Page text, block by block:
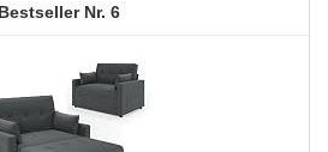
6